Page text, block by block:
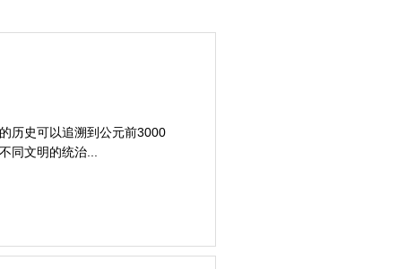
历史可以追溯到公元前3000
同文明的统治...